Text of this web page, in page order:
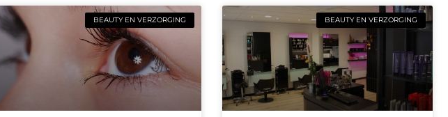
BEAUTY EN VERZORGING BEAUTY EN VERZORGING